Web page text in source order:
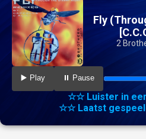
Fly
2
▶️ Play ⏸️ Pause
☆☆ Luister in
☆☆ Laatst